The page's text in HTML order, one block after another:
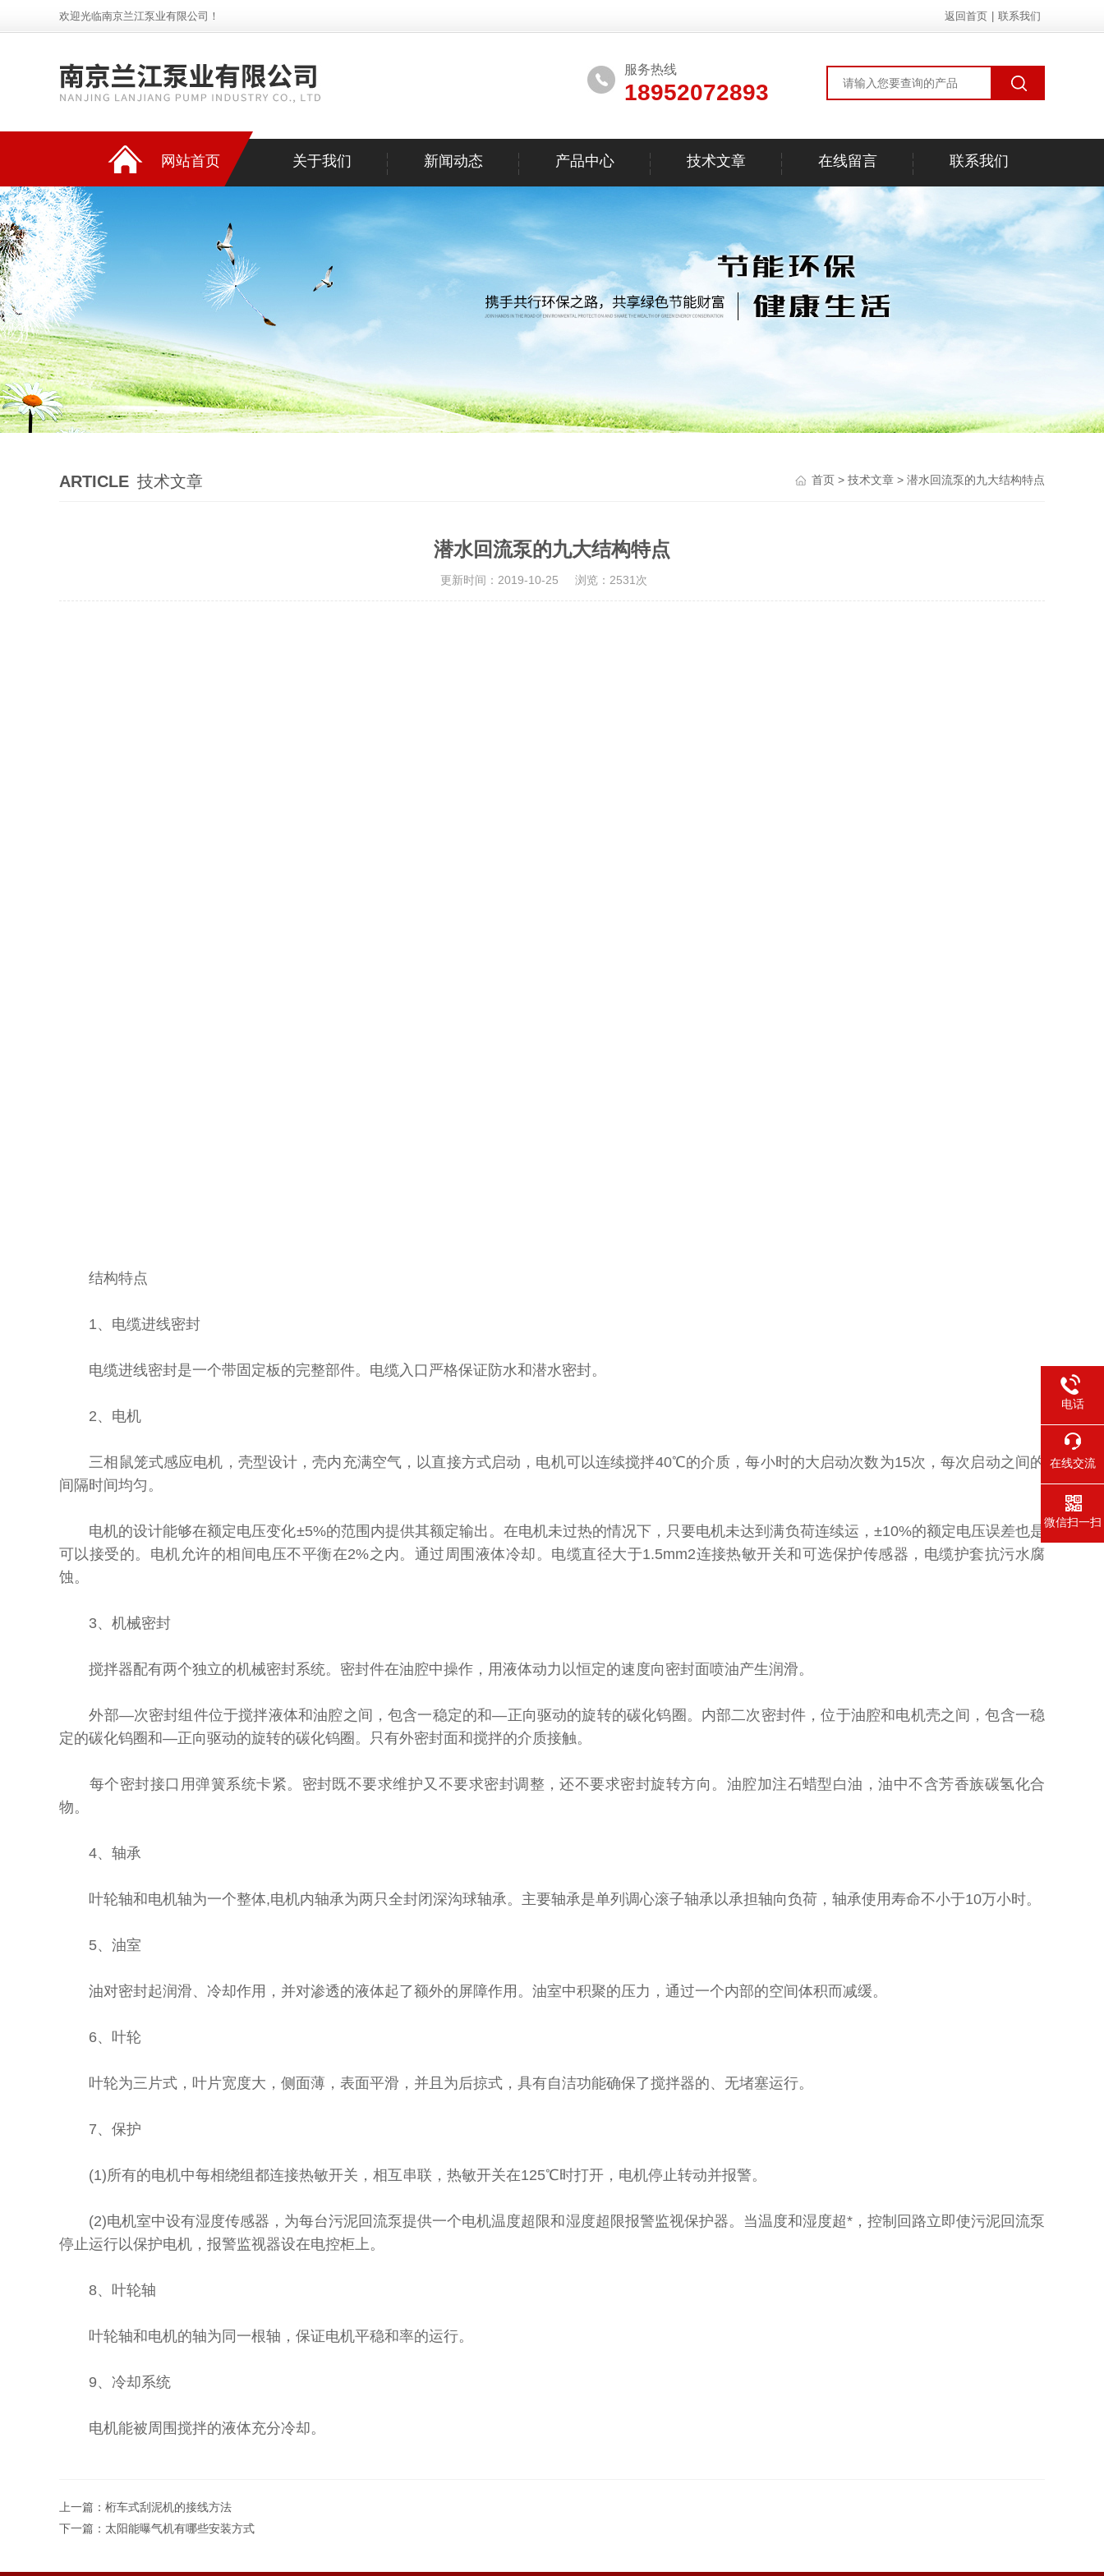
欢迎光临南京兰江泵业有限公司！ 返回首页 联系我们
服务热线
18952072893
网站首页 关于我们 新闻动态 产品中心 技术文章 在线留言 联系我们
ARTICLE 技术文章 首页 > 技术文章 > 潜水回流泵的九大结构特点
潜水回流泵的九大结构特点
更新时间：2019-10-25 浏览：2531次
结构特点
1、电缆进线密封
电缆进线密封是一个带固定板的完整部件。电缆入口严格保证防水和潜水密封。
2、电机
三相鼠笼式感应电机，壳型设计，壳内充满空气，以直接方式启动，电机可以连续搅拌40℃的介质，每小时的大启动次数为15次，每次启动之间的
间隔时间均匀。
电机的设计能够在额定电压变化±5%的范围内提供其额定输出。在电机未过热的情况下，只要电机未达到满负荷连续运，±10%的额定电压误差也是
可以接受的。电机允许的相间电压不平衡在2%之内。通过周围液体冷却。电缆直径大于1.5mm2连接热敏开关和可选保护传感器，电缆护套抗污水腐
蚀。
3、机械密封
搅拌器配有两个独立的机械密封系统。密封件在油腔中操作，用液体动力以恒定的速度向密封面喷油产生润滑。
外部—次密封组件位于搅拌液体和油腔之间，包含一稳定的和—正向驱动的旋转的碳化钨圈。内部二次密封件，位于油腔和电机壳之间，包含一稳
定的碳化钨圈和—正向驱动的旋转的碳化钨圈。只有外密封面和搅拌的介质接触。
每个密封接口用弹簧系统卡紧。密封既不要求维护又不要求密封调整，还不要求密封旋转方向。油腔加注石蜡型白油，油中不含芳香族碳氢化合
物。
4、轴承
叶轮轴和电机轴为一个整体,电机内轴承为两只全封闭深沟球轴承。主要轴承是单列调心滚子轴承以承担轴向负荷，轴承使用寿命不小于10万小时。
5、油室
油对密封起润滑、冷却作用，并对渗透的液体起了额外的屏障作用。油室中积聚的压力，通过一个内部的空间体积而减缓。
6、叶轮
叶轮为三片式，叶片宽度大，侧面薄，表面平滑，并且为后掠式，具有自洁功能确保了搅拌器的、无堵塞运行。
7、保护
(1)所有的电机中每相绕组都连接热敏开关，相互串联，热敏开关在125℃时打开，电机停止转动并报警。
(2)电机室中设有湿度传感器，为每台污泥回流泵提供一个电机温度超限和湿度超限报警监视保护器。当温度和湿度超*，控制回路立即使污泥回流泵
停止运行以保护电机，报警监视器设在电控柜上。
8、叶轮轴
叶轮轴和电机的轴为同一根轴，保证电机平稳和率的运行。
9、冷却系统
电机能被周围搅拌的液体充分冷却。
上一篇： 桁车式刮泥机的接线方法
下一篇： 太阳能曝气机有哪些安装方式
电话
在线交流
微信扫一扫